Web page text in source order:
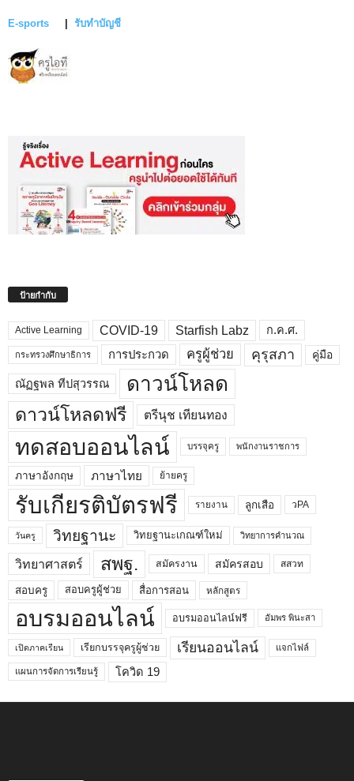
E-sports รับทำบัญชี
ป้ายกำกับ
Active Learning COVID-19 Starfish Labz ก.ค.ศ.
กระทรวงศึกษาธิการ การประกวด ครูผู้ช่วย คุรุสภา คู่มือ
ณัฏฐพล ทีปสุวรรณ ดาวน์โหลด
ดาวน์โหลดฟรี ตรีนุช เทียนทอง
ทดสอบออนไลน์ บรรจุครู พนักงานราชการ
ภาษาอังกฤษ ภาษาไทย ย้ายครู
รับเกียรติบัตรฟรี รายงาน ลูกเสือ วPA
วันครู วิทยฐานะ วิทยฐานะเกณฑ์ใหม่ วิทยาการคำนวณ
วิทยาศาสตร์ สพฐ. สมัครงาน สมัครสอบ สสวท
สอบครู สอบครูผู้ช่วย สื่อการสอน หลักสูตร
อบรมออนไลน์ อบรมออนไลน์ฟรี อัมพร พินะสา
เปิดภาคเรียน เรียกบรรจุครูผู้ช่วย เรียนออนไลน์ แจกไฟล์
แผนการจัดการเรียนรู้ โควิด 19